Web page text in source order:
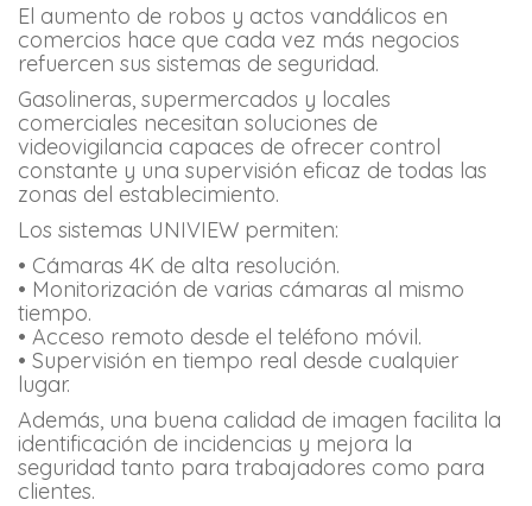
El aumento de robos y actos vandálicos en
comercios hace que cada vez más negocios
refuercen sus sistemas de seguridad.
Gasolineras, supermercados y locales
comerciales necesitan soluciones de
videovigilancia capaces de ofrecer control
constante y una supervisión eficaz de todas las
zonas del establecimiento.
Los sistemas UNIVIEW permiten:
• Cámaras 4K de alta resolución.
• Monitorización de varias cámaras al mismo
tiempo.
• Acceso remoto desde el teléfono móvil.
• Supervisión en tiempo real desde cualquier
lugar.
Además, una buena calidad de imagen facilita la
identificación de incidencias y mejora la
seguridad tanto para trabajadores como para
clientes.